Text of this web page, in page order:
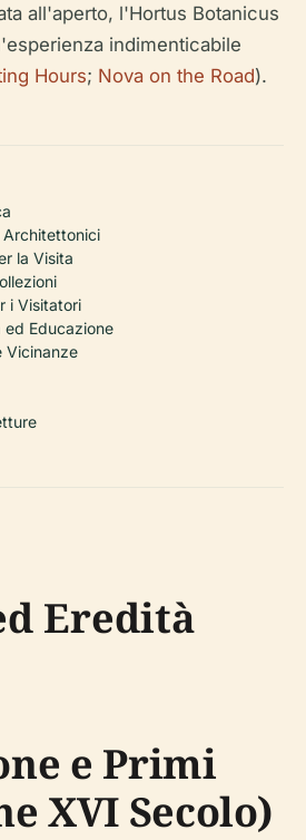
all'aperto, l'Hortus Botanicus
indimenticabile
Hours; Nova on the Road).
Architettonici
la Visita
i Visitatori
ed Educazione
Vicinanze
Eredità
e Primi
XVI Secolo)